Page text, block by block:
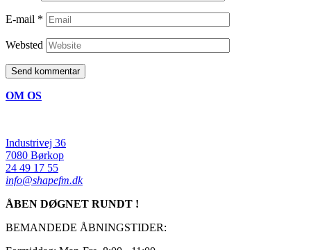
E-mail *
Websted
OM OS
Industrivej 36
7080 Børkop
24 49 17 55
info@shapefm.dk
ÅBEN DØGNET RUNDT !
BEMANDEDE ÅBNINGSTIDER: